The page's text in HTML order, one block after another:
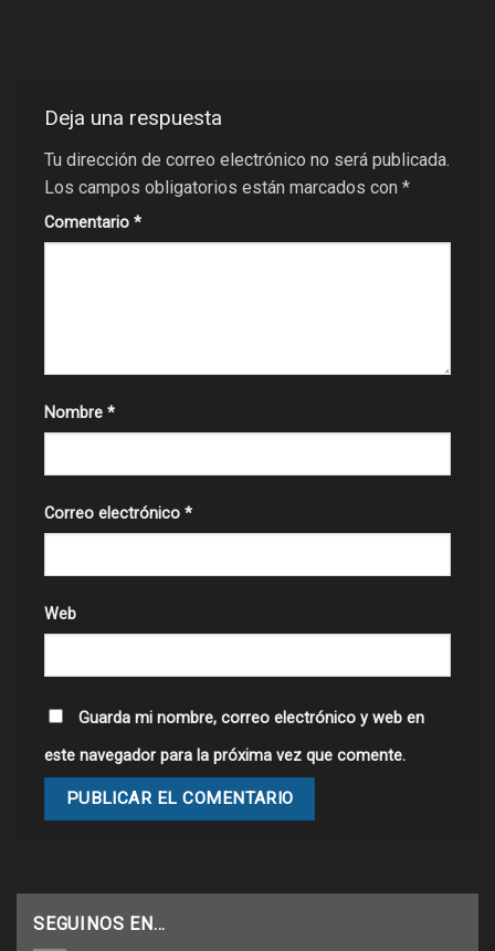
Deja una respuesta
Tu dirección de correo electrónico no será publicada.
Los campos obligatorios están marcados con *
Comentario *
Nombre *
Correo electrónico *
Web
Guarda mi nombre, correo electrónico y web en
este navegador para la próxima vez que comente.
SEGUINOS EN…